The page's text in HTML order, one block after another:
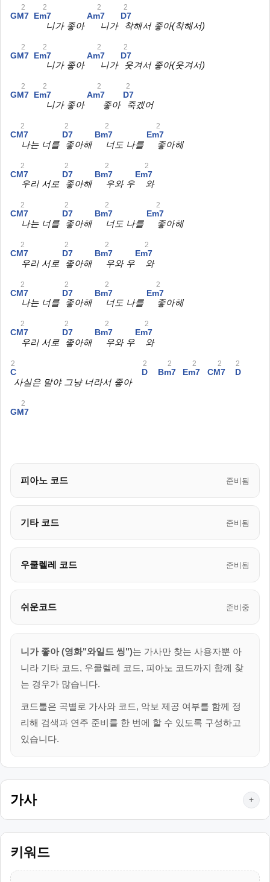
GM7
2
Em7
2
니가 좋아
Am7
2
니가
D7
2
착해서 좋아(착해서)
GM7
2
Em7
2
니가 좋아
Am7
2
니가
D7
2
웃겨서 좋아(웃겨서)
GM7
2
Em7
2
니가 좋아
Am7
2
좋아
D7
2
죽겠어
CM7
2
나는 너를
D7
2
좋아해
Bm7
2
너도 나를
Em7
2
좋아해
CM7
2
우리 서로
D7
2
좋아해
Bm7
2
우와 우
Em7
2
와
CM7
2
나는 너를
D7
2
좋아해
Bm7
2
너도 나를
Em7
2
좋아해
CM7
2
우리 서로
D7
2
좋아해
Bm7
2
우와 우
Em7
2
와
CM7
2
나는 너를
D7
2
좋아해
Bm7
2
너도 나를
Em7
2
좋아해
CM7
2
우리 서로
D7
2
좋아해
Bm7
2
우와 우
Em7
2
와
C
2
사실은 말야 그냥 너라서 좋아
D
2
Bm7
2
Em7
2
CM7
2
D
2
GM7
2
피아노 코드 준비됨
기타 코드 준비됨
우쿨렐레 코드 준비됨
쉬운코드 준비중
니가 좋아 (영화"와일드 씽")는 가사만 찾는 사용자뿐 아
니라 기타 코드, 우쿨렐레 코드, 피아노 코드까지 함께 찾
는 경우가 많습니다.
코드툴은 곡별로 가사와 코드, 악보 제공 여부를 함께 정
리해 검색과 연주 준비를 한 번에 할 수 있도록 구성하고
있습니다.
가사 +
키워드